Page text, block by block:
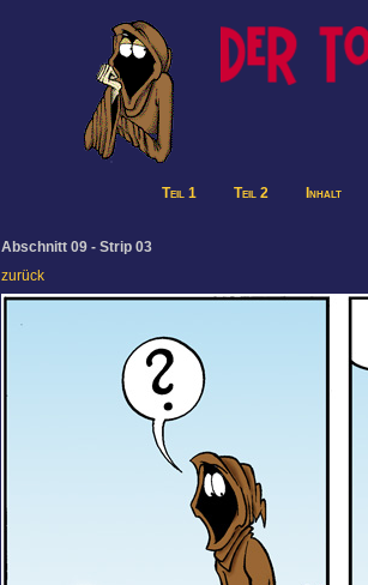
Teil 1 Teil 2 Inhalt
Abschnitt 09 - Strip 03
zurück